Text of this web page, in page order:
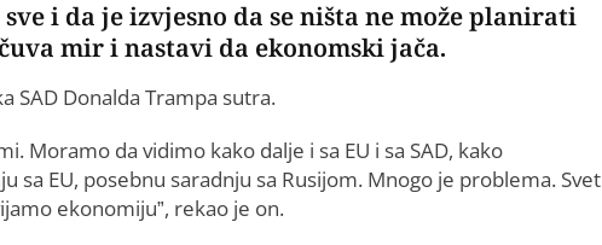
i da je izvjesno da se ništa ne može planirati
mir i nastavi da ekonomski jača.
SAD Donalda Trampa sutra.
Moramo da vidimo kako dalje i sa EU i sa SAD, kako
EU, posebnu saradnju sa Rusijom. Mnogo je problema. Svet
ekonomiju”, rekao je on.